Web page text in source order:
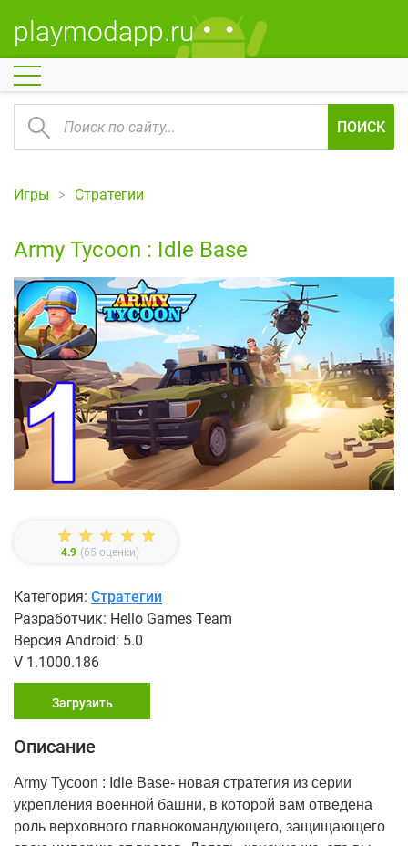
playmodapp.ru
ПОИСК
Игры Стратегии
Army Tycoon : Idle Base
4.9 (65 оценки)
Категория: Стратегии
Разработчик: Hello Games Team
Версия Android: 5.0
V 1.1000.186
Загрузить
Описание
Army Tycoon : Idle Base- новая стратегия из серии
укрепления военной башни, в которой вам отведена
роль верховного главнокомандующего, защищающего